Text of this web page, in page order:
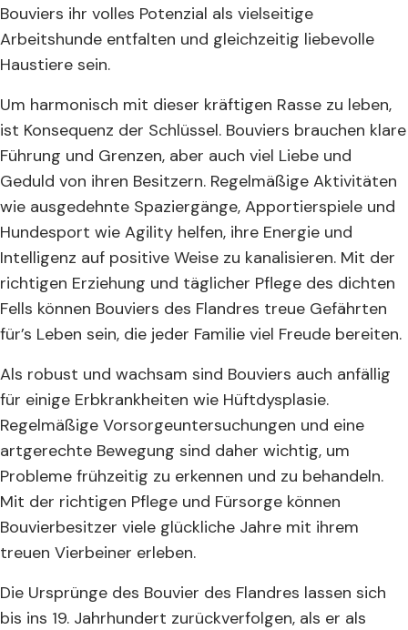
Bouviers ihr volles Potenzial als vielseitige
Arbeitshunde entfalten und gleichzeitig liebevolle
Haustiere sein.
Um harmonisch mit dieser kräftigen Rasse zu leben,
ist Konsequenz der Schlüssel. Bouviers brauchen klare
Führung und Grenzen, aber auch viel Liebe und
Geduld von ihren Besitzern. Regelmäßige Aktivitäten
wie ausgedehnte Spaziergänge, Apportierspiele und
Hundesport wie Agility helfen, ihre Energie und
Intelligenz auf positive Weise zu kanalisieren. Mit der
richtigen Erziehung und täglicher Pflege des dichten
Fells können Bouviers des Flandres treue Gefährten
für’s Leben sein, die jeder Familie viel Freude bereiten.
Als robust und wachsam sind Bouviers auch anfällig
für einige Erbkrankheiten wie Hüftdysplasie.
Regelmäßige Vorsorgeuntersuchungen und eine
artgerechte Bewegung sind daher wichtig, um
Probleme frühzeitig zu erkennen und zu behandeln.
Mit der richtigen Pflege und Fürsorge können
Bouvierbesitzer viele glückliche Jahre mit ihrem
treuen Vierbeiner erleben.
Die Ursprünge des Bouvier des Flandres lassen sich
bis ins 19. Jahrhundert zurückverfolgen, als er als